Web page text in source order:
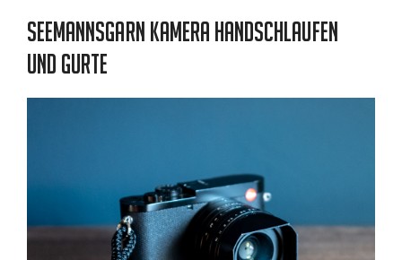
Seemannsgarn Kamera Handschlaufen
und Gurte